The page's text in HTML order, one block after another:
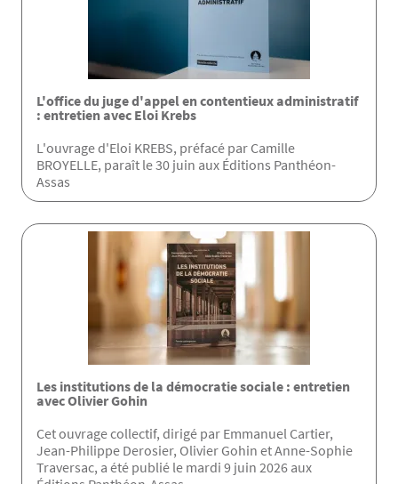
L'office du juge d'appel en contentieux administratif
: entretien avec Eloi Krebs
L'ouvrage d'Eloi KREBS, préfacé par Camille
BROYELLE, paraît le 30 juin aux Éditions Panthéon-
Assas
Les institutions de la démocratie sociale : entretien
avec Olivier Gohin
Cet ouvrage collectif, dirigé par Emmanuel Cartier,
Jean-Philippe Derosier, Olivier Gohin et Anne-Sophie
Traversac, a été publié le mardi 9 juin 2026 aux